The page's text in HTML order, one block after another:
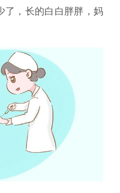
了，长的白白胖胖，妈